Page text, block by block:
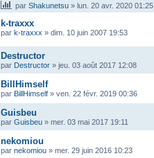
par Shakunetsu » lun. 20 avr. 2020 01:25
k-traxxx
par k-traxxx » dim. 10 juin 2007 19:53
Destructor
par Destructor » jeu. 03 août 2017 12:08
BillHimself
par BillHimself » ven. 22 févr. 2019 00:36
Guisbeu
par Guisbeu » mer. 03 mai 2017 19:11
nekomiou
par nekomiou » mer. 29 juin 2016 10:23